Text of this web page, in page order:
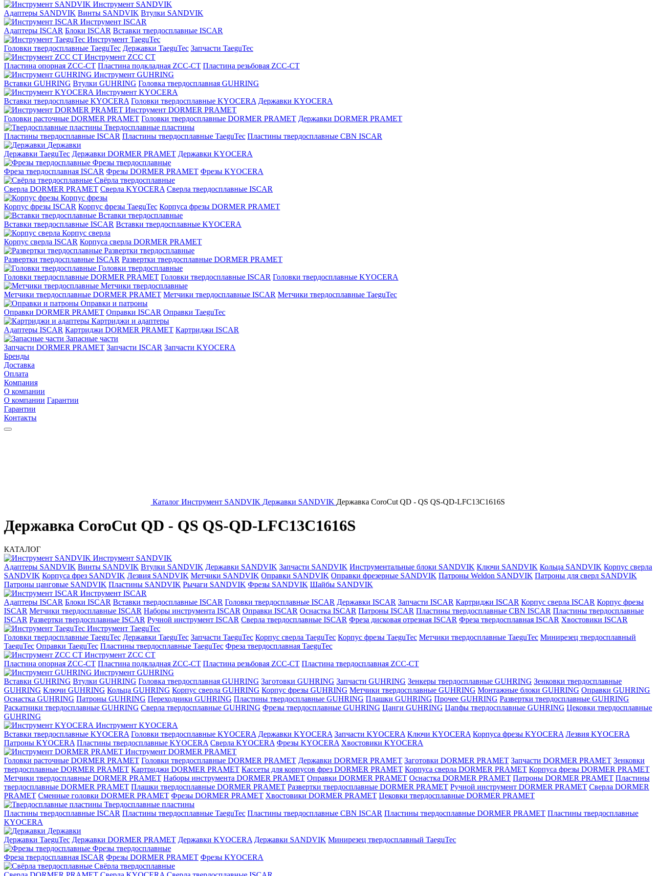
Инструмент SANDVIK
Адаптеры SANDVIK Винты SANDVIK Втулки SANDVIK
Инструмент ISCAR
Адаптеры ISCAR Блоки ISCAR Вставки твердосплавные ISCAR
Инструмент TaeguTec
Головки твердосплавные TaeguTec Державки TaeguTec Запчасти TaeguTec
Инструмент ZCС CT
Пластина опорная ZCC-CT Пластина подкладная ZCC-CT Пластина резьбовая ZCC-CT
Инструмент GUHRING
Вставки GUHRING Втулки GUHRING Головка твердосплавная GUHRING
Инструмент KYOCERA
Вставки твердосплавные KYOCERA Головки твердосплавные KYOCERA Державки KYOCERA
Инструмент DORMER PRAMET
Головки расточные DORMER PRAMET Головки твердосплавные DORMER PRAMET Державки DORMER PRAMET
Твердосплавные пластины
Пластины твердосплавные ISCAR Пластины твердосплавные TaeguTec Пластины твердосплавные CBN ISCAR
Державки
Державки TaeguTec Державки DORMER PRAMET Державки KYOCERA
Фрезы твердосплавные
Фреза твердосплавная ISCAR Фрезы DORMER PRAMET Фрезы KYOCERA
Свёрла твердосплавные
Сверла DORMER PRAMET Сверла KYOCERA Сверла твердосплавные ISCAR
Корпус фрезы
Корпус фрезы ISCAR Корпус фрезы TaeguTec Корпуса фрезы DORMER PRAMET
Вставки твердосплавные
Вставки твердосплавные ISCAR Вставки твердосплавные KYOCERA
Корпус сверла
Корпус сверла ISCAR Корпуса сверла DORMER PRAMET
Развертки твердосплавные
Развертки твердосплавные ISCAR Развертки твердосплавные DORMER PRAMET
Головки твердосплавные
Головки твердосплавные DORMER PRAMET Головки твердосплавные ISCAR Головки твердосплавные KYOCERA
Метчики твердосплавные
Метчики твердосплавные DORMER PRAMET Метчики твердосплавные ISCAR Метчики твердосплавные TaeguTec
Оправки и патроны
Оправки DORMER PRAMET Оправки ISCAR Оправки TaeguTec
Картриджи и адаптеры
Адаптеры ISCAR Картриджи DORMER PRAMET Картриджи ISCAR
Запасные части
Запчасти DORMER PRAMET Запчасти ISCAR Запчасти KYOCERA
Бренды
Доставка
Оплата
Компания
О компании
О компании Гарантии
Гарантии
Контакты
Каталог Инструмент SANDVIK Державки SANDVIK Державка CoroCut QD - QS QS-QD-LFC13C1616S
Державка CoroCut QD - QS QS-QD-LFC13C1616S
КАТАЛОГ
Инструмент SANDVIK
Адаптеры SANDVIK Винты SANDVIK Втулки SANDVIK Державки SANDVIK Запчасти SANDVIK Инструментальные блоки SANDVIK Ключи SANDVIK Кольца SANDVIK Корпус сверла
SANDVIK Корпуса фрез SANDVIK Лезвия SANDVIK Метчики SANDVIK Оправки SANDVIK Оправки фрезерные SANDVIK Патроны Weldon SANDVIK Патроны для сверл SANDVIK
Патроны цанговые SANDVIK Пластины SANDVIK Рычаги SANDVIK Фрезы SANDVIK Шайбы SANDVIK
Инструмент ISCAR
Адаптеры ISCAR Блоки ISCAR Вставки твердосплавные ISCAR Головки твердосплавные ISCAR Державки ISCAR Запчасти ISCAR Картриджи ISCAR Корпус сверла ISCAR Корпус фрезы
ISCAR Метчики твердосплавные ISCAR Наборы инструмента ISCAR Оправки ISCAR Оснастка ISCAR Патроны ISCAR Пластины твердосплавные CBN ISCAR Пластины твердосплавные
ISCAR Развертки твердосплавные ISCAR Ручной инструмент ISCAR Сверла твердосплавные ISCAR Фреза дисковая отрезная ISCAR Фреза твердосплавная ISCAR Хвостовики ISCAR
Инструмент TaeguTec
Головки твердосплавные TaeguTec Державки TaeguTec Запчасти TaeguTec Корпус сверла TaeguTec Корпус фрезы TaeguTec Метчики твердосплавные TaeguTec Минирезец твердосплавный
TaeguTec Оправки TaeguTec Пластины твердосплавные TaeguTec Фреза твердосплавная TaeguTec
Инструмент ZCС CT
Пластина опорная ZCC-CT Пластина подкладная ZCC-CT Пластина резьбовая ZCC-CT Пластина твердосплавная ZCC-CT
Инструмент GUHRING
Вставки GUHRING Втулки GUHRING Головка твердосплавная GUHRING Заготовки GUHRING Запчасти GUHRING Зенкеры твердосплавные GUHRING Зенковки твердосплавные
GUHRING Ключи GUHRING Кольца GUHRING Корпус сверла GUHRING Корпус фрезы GUHRING Метчики твердосплавные GUHRING Монтажные блоки GUHRING Оправки GUHRING
Оснастка GUHRING Патроны GUHRING Переходники GUHRING Пластины твердосплавные GUHRING Плашки GUHRING Прочее GUHRING Развертки твердосплавные GUHRING
Раскатники твердосплавные GUHRING Сверла твердосплавные GUHRING Фрезы твердосплавные GUHRING Цанги GUHRING Цапфы твердосплавные GUHRING Цековки твердосплавные
GUHRING
Инструмент KYOCERA
Вставки твердосплавные KYOCERA Головки твердосплавные KYOCERA Державки KYOCERA Запчасти KYOCERA Ключи KYOCERA Корпуса фрезы KYOCERA Лезвия KYOCERA
Патроны KYOCERA Пластины твердосплавные KYOCERA Сверла KYOCERA Фрезы KYOCERA Хвостовики KYOCERA
Инструмент DORMER PRAMET
Головки расточные DORMER PRAMET Головки твердосплавные DORMER PRAMET Державки DORMER PRAMET Заготовки DORMER PRAMET Запчасти DORMER PRAMET Зенковки
твердосплавные DORMER PRAMET Картриджи DORMER PRAMET Кассеты для корпусов фрез DORMER PRAMET Корпуса сверла DORMER PRAMET Корпуса фрезы DORMER PRAMET
Метчики твердосплавные DORMER PRAMET Наборы инструмента DORMER PRAMET Оправки DORMER PRAMET Оснастка DORMER PRAMET Патроны DORMER PRAMET Пластины
твердосплавные DORMER PRAMET Плашки твердосплавные DORMER PRAMET Развертки твердосплавные DORMER PRAMET Ручной инструмент DORMER PRAMET Сверла DORMER
PRAMET Сменные головки DORMER PRAMET Фрезы DORMER PRAMET Хвостовики DORMER PRAMET Цековки твердосплавные DORMER PRAMET
Твердосплавные пластины
Пластины твердосплавные ISCAR Пластины твердосплавные TaeguTec Пластины твердосплавные CBN ISCAR Пластины твердосплавные DORMER PRAMET Пластины твердосплавные
KYOCERA
Державки
Державки TaeguTec Державки DORMER PRAMET Державки KYOCERA Державки SANDVIK Минирезец твердосплавный TaeguTec
Фрезы твердосплавные
Фреза твердосплавная ISCAR Фрезы DORMER PRAMET Фрезы KYOCERA
Свёрла твердосплавные